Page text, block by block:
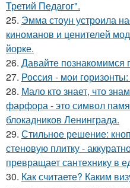
Третий Педагог".
25. Эмма стоун устроила
киноманов и ценителей
йорке.
26. Давайте познакомимся
27. Россия - мои
28. Мало кто знает, что
фарфора - это символ
блокадников Ленинграда.
29. Стильное решение:
стеновую плитку -
превращает сантехнику в
30. Как считаете? Каким